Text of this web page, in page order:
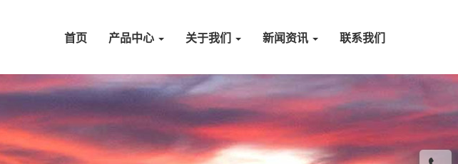
首页 产品中心 关于我们 新闻资讯 联系我们